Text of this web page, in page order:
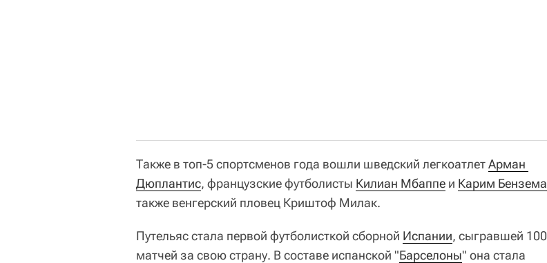
Также в топ-5 спортсменов года вошли шведский легкоатлетАрман
Дюплантис, французские футболисты Килиан Мбаппе и Карим Бензема
также венгерский пловец Криштоф Милак.
Путельяс стала первой футболисткой сборной Испании, сыгравшей 100
матчей за свою страну. В составе испанской "Барселоны" она стала